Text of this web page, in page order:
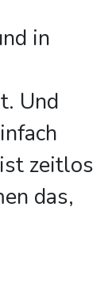
in
Und
zeitlos
das,